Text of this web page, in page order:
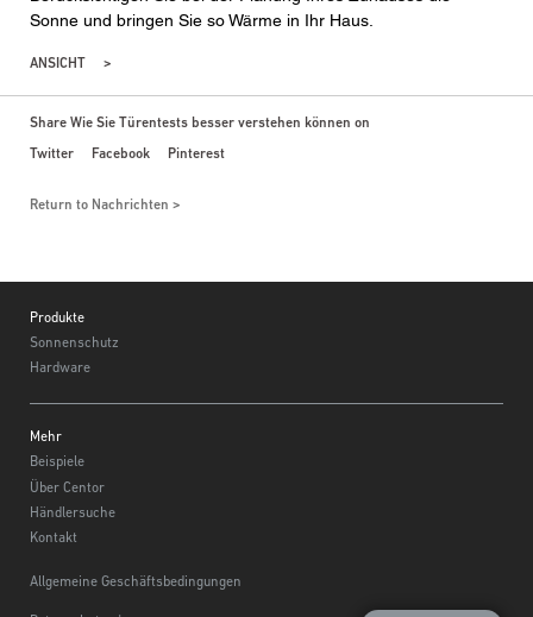
Sonne und bringen Sie so Wärme in Ihr Haus.
ANSICHT
Share Wie Sie Türentests besser verstehen können on
Twitter
Facebook Pinterest
Return to Nachrichten
Produkte
Sonnenschutz
Hardware
Mehr
Beispiele
Über Centor
Händlersuche
Kontakt
Allgemeine Geschäftsbedingungen